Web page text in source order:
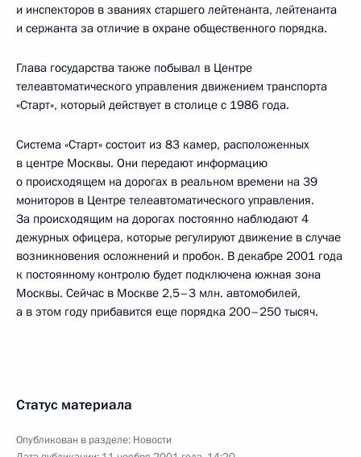
и инспекторов в званиях старшего лейтенанта, лейтенанта
и сержанта за отличие в охране общественного порядка.
Глава государства также побывал в Центре
телеавтоматического управления движением транспорта
«Старт», который действует в столице с 1986 года.
Система «Старт» состоит из 83 камер, расположенных
в центре Москвы. Они передают информацию
о происходящем на дорогах в реальном времени на 39
мониторов в Центре телеавтоматического управления.
За происходящим на дорогах постоянно наблюдают 4
дежурных офицера, которые регулируют движение в случае
возникновения осложнений и пробок. В декабре 2001 года
к постоянному контролю будет подключена южная зона
Москвы. Сейчас в Москве 2,5–3 млн. автомобилей,
а в этом году прибавится еще порядка 200–250 тысяч.
Статус материала
Опубликован в разделе: Новости